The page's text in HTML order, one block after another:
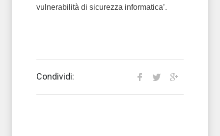
vulnerabilità di sicurezza informatica’.
Condividi: